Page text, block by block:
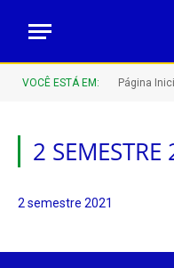
VOCÊ ESTÁ EM: Página
2 SEMESTRE
2 semestre 2021